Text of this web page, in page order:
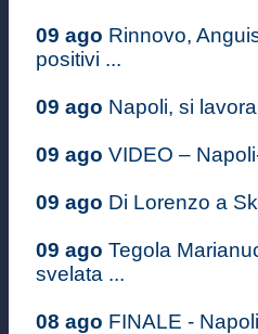
09 ago Rinnovo,
positivi ...
09 ago Napoli, si
09 ago VIDEO –
09 ago Di Lorenzo a
09 ago Tegola
svelata ...
08 ago FINALE -